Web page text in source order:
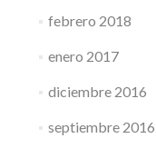
febrero 2018
enero 2017
diciembre 2016
septiembre 2016